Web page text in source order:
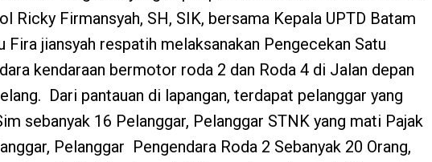
Ricky Firmansyah, SH, SIK, bersama Kepala UPTD Batam
Fira jiansyah respatih melaksanakan Pengecekan Satu
kendaraan bermotor roda 2 dan Roda 4 di Jalan depan
Dari pantauan di lapangan, terdapat pelanggar yang
sebanyak 16 Pelanggar, Pelanggar STNK yang mati Pajak
Pelanggar Pengendara Roda 2 Sebanyak 20 Orang,